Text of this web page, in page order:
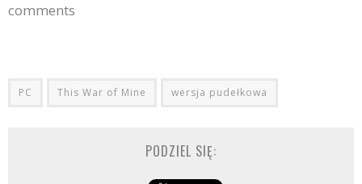
comments
PC This War of Mine wersja pudełkowa
PODZIEL SIĘ: